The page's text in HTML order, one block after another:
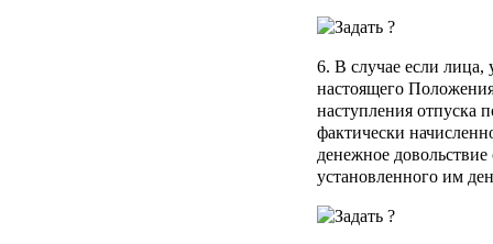
6. В случае если лица,
настоящего
наступления отпуска
фактически
денежное довольствие
установленного им